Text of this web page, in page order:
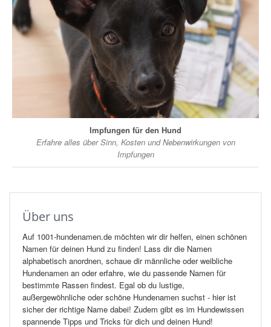
Impfungen für den Hund
Erfahre alles über Sinn, Kosten und Nebenwirkungen von
Impfungen
Über uns
Auf 1001-hundenamen.de möchten wir dir helfen, einen schönen
Namen für deinen Hund zu finden! Lass dir die Namen
alphabetisch anordnen, schaue dir männliche oder weibliche
Hundenamen an oder erfahre, wie du passende Namen für
bestimmte Rassen findest. Egal ob du lustige,
außergewöhnliche oder schöne Hundenamen suchst - hier ist
sicher der richtige Name dabei! Zudem gibt es im Hundewissen
spannende Tipps und Tricks für dich und deinen Hund!